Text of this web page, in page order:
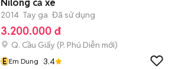
Nilong cả xe
2014 Tay ga Đã sử dụng
3.200.000 đ
Q. Cầu Giấy (P. Phú Diễn mới)
E Em Dung 3.4